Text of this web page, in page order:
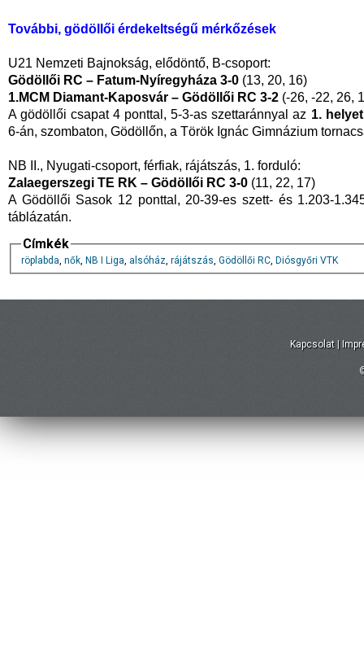
További, gödöllői érdekeltségű mérkőzések
U21 Nemzeti Bajnokság, elődöntő, B-csoport:
Gödöllői RC – Fatum-Nyíregyháza 3-0 (13, 20, 16)
1.MCM Diamant-Kaposvár – Gödöllői RC 3-2 (-26, -22, 26,
A gödöllői csapat 4 ponttal, 5-3-as szettaránnyal az 1. helyet
6-án, szombaton, Gödöllőn, a Török Ignác Gimnázium
NB II., Nyugati-csoport, férfiak, rájátszás, 1. forduló:
Zalaegerszegi TE RK – Gödöllői RC 3-0 (11, 22, 17)
A Gödöllői Sasok 12 ponttal, 20-39-es szett- és 1.203-
táblázatán.
Címkék
röplabda, nők, NB I Liga, alsóház, rájátszás, Gödöllői RC, Diósgyőri VTK
Kapcsolat |